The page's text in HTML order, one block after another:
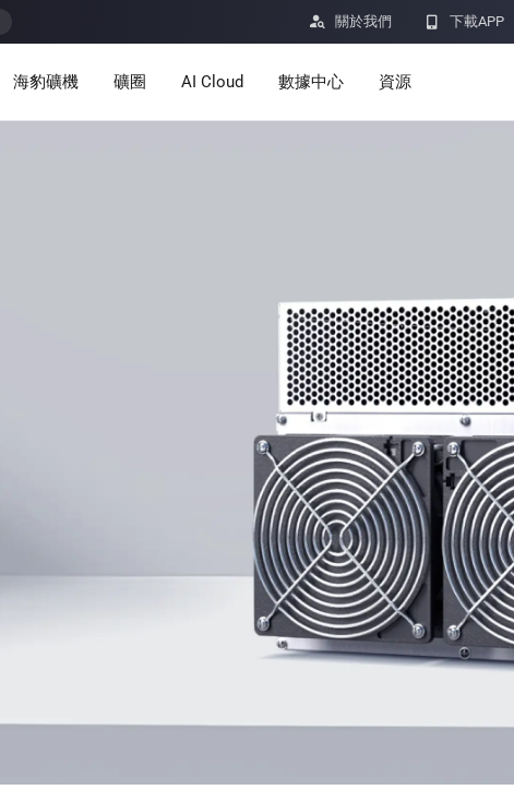
 關於我們  下載APP
海豹礦機
Minerbase A40-美版
336 PCS | ≈12*2.4*2.9M
$34,999
立即購買
礦圈 AI Cloud 數據中心 資源
挖礦計算器
幫助中心
應用程式 
漏洞獎勵計劃